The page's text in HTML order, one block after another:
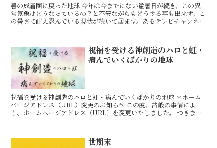
善の成層圏に戻った地球 今年は今までにない猛暑日が続き、この異
常気象はどうなっているの？と不安ながらもどうする事も出来ず、こ
の暑さに耐え忍んでいる現状が続いて居ます。あるテレビチャンネル
祝福を受ける神創造のハロと虹・
病んでいくばかりの地球
祝福を受ける神創造のハロと虹・病んでいくばかりの地球 ✽ホーム
ページアドレス（URL）変更のお知らせ この度、諸般の事情によ
り、ホームページアドレス（URL）を変更いたしました。 つきまし
世期末